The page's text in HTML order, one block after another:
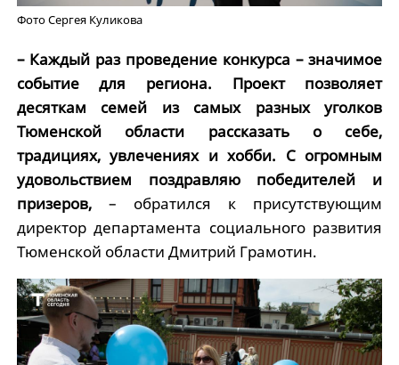
Фото Сергея Куликова
– Каждый раз проведение конкурса – значимое
событие для региона. Проект позволяет
десяткам семей из самых разных уголков
Тюменской области рассказать о себе,
традициях, увлечениях и хобби. С огромным
удовольствием поздравляю победителей и
призеров,– обратился к присутствующим
директор департамента социального развития
Тюменской области Дмитрий Грамотин.